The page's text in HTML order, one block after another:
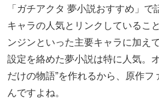
「ガチアクタ 夢小説おすすめ」
キャラの人気とリンクしているこ
ンジンといった主要キャラに加え
設定を絡めた夢小説は特に人気。
だけの物語”を作れるから、原作
んですよね。